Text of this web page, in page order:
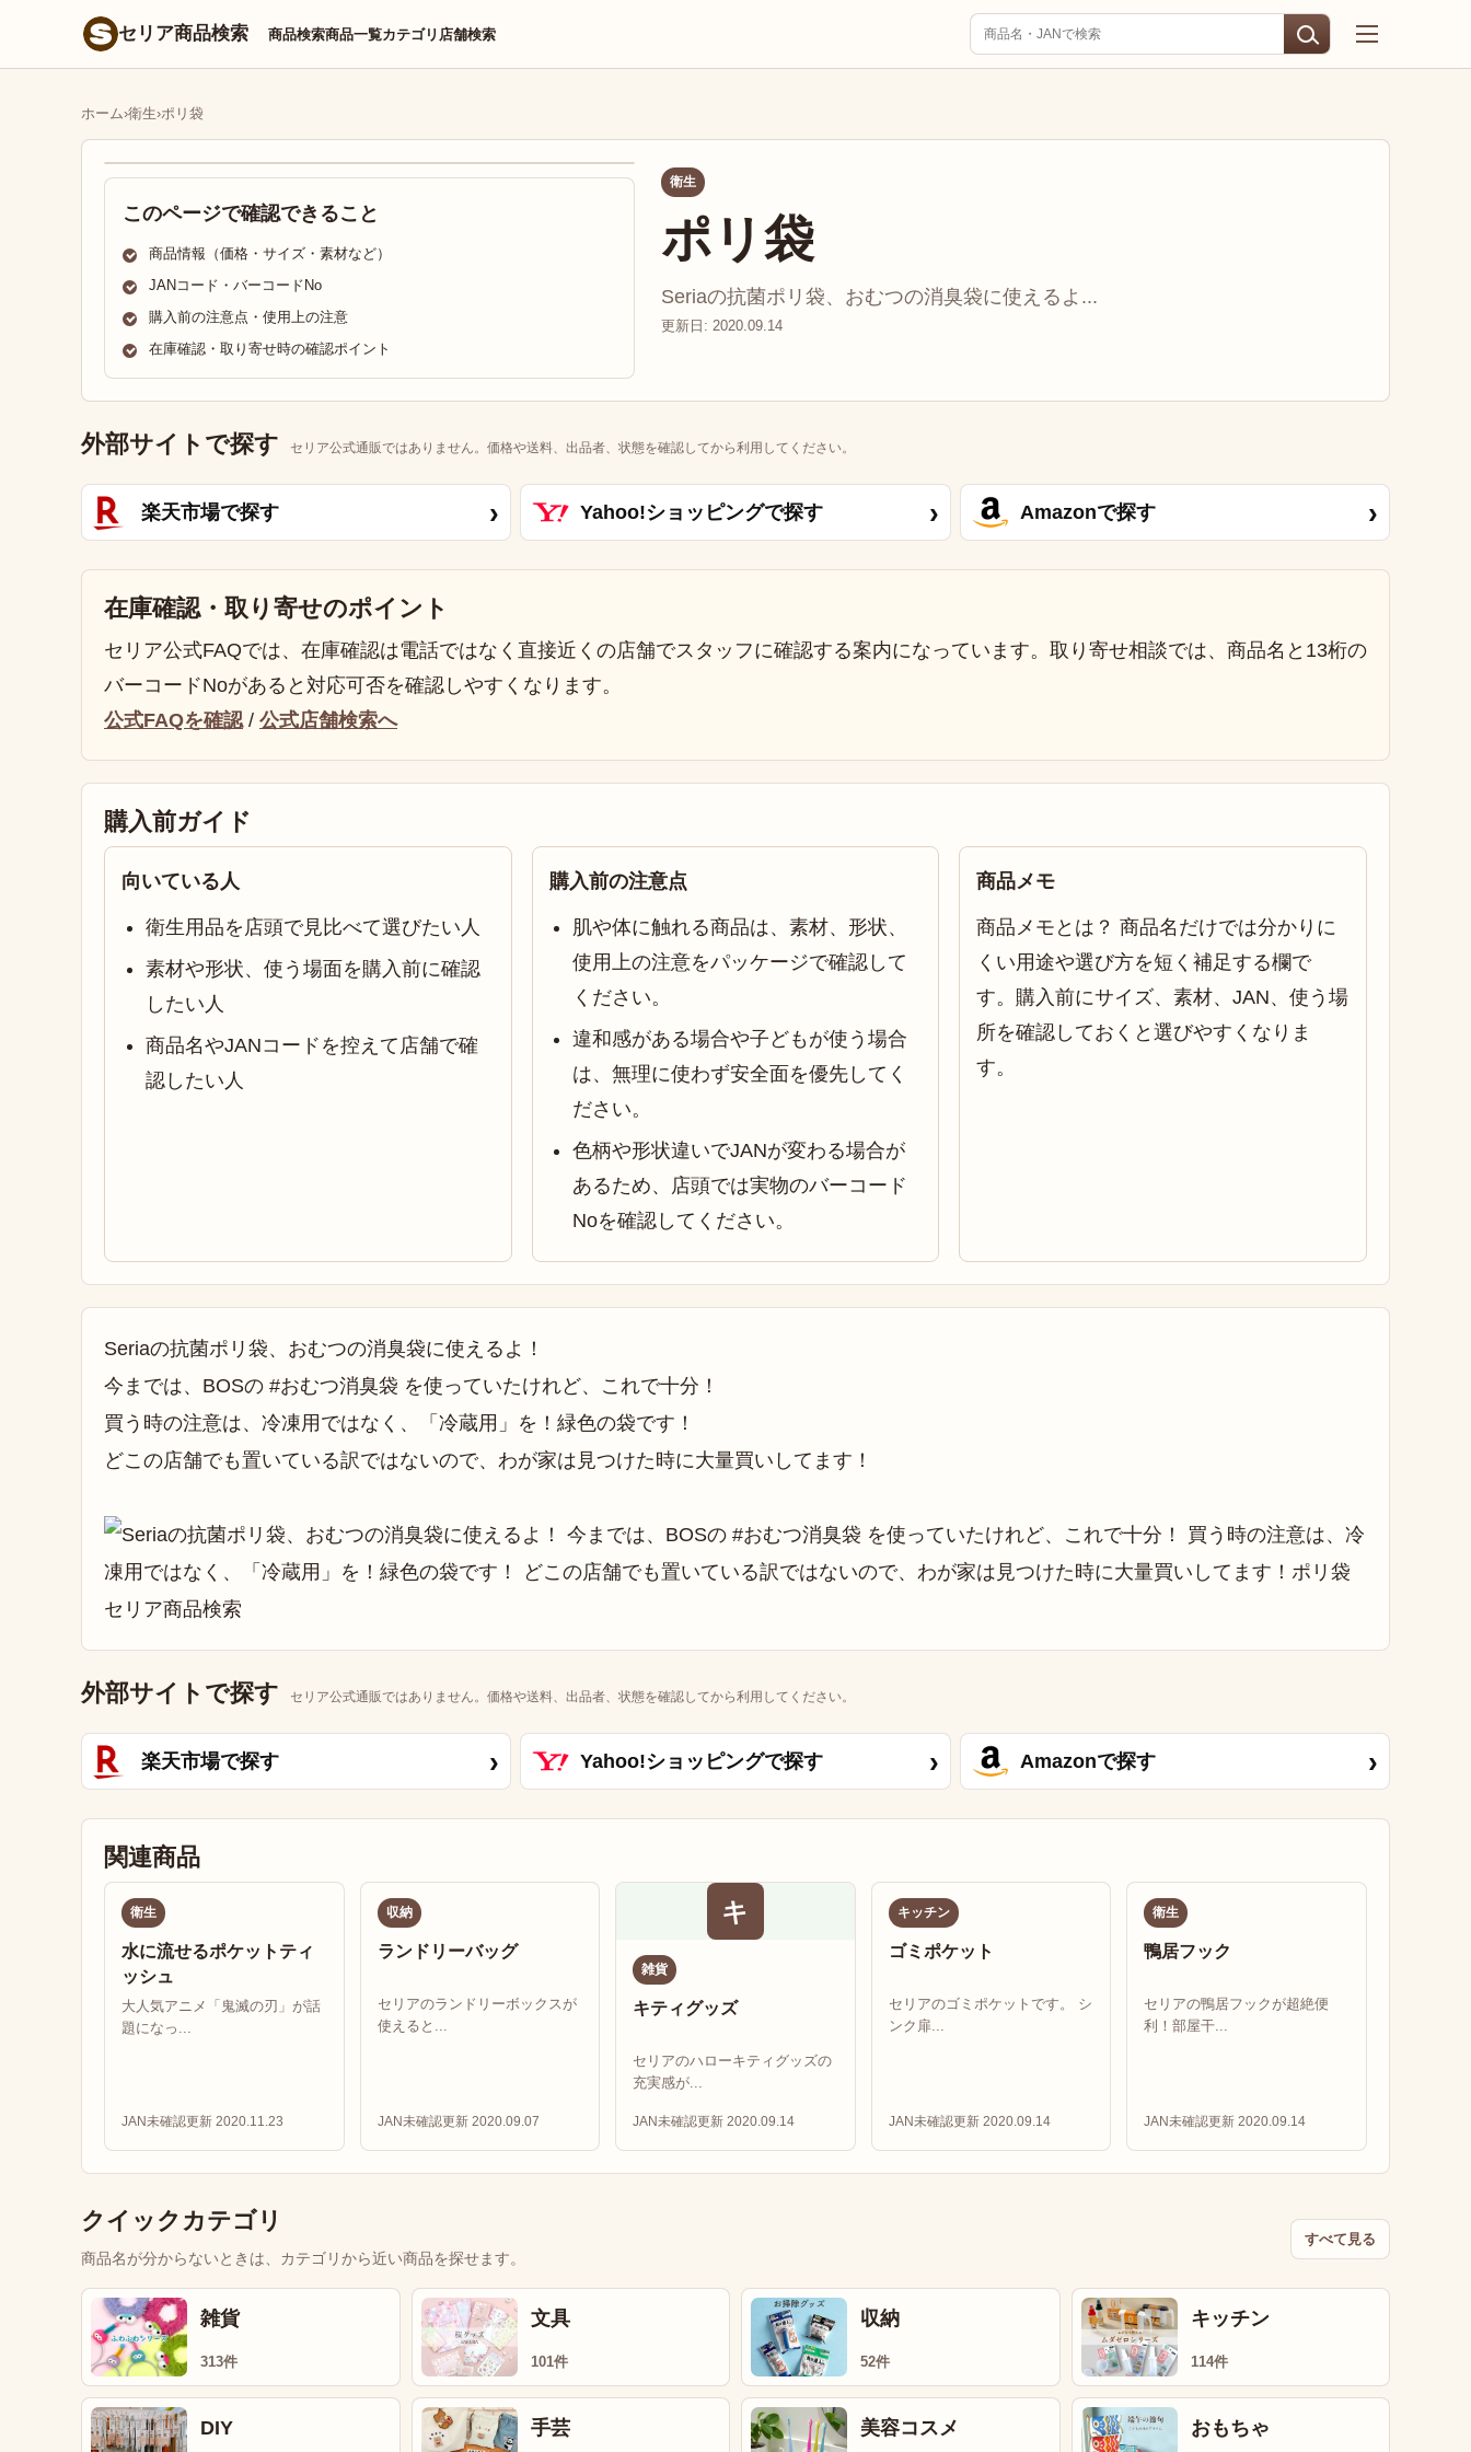
セリア商品検索 商品検索商品一覧カテゴリ 店舗検索
ホーム›衛生›ポリ袋
このページで確認できること
商品情報（価格・サイズ・素材など）
JANコード・バーコードNo
購入前の注意点・使用上の注意
在庫確認・取り寄せ時の確認ポイント
衛生
ポリ袋
Seriaの抗菌ポリ袋、おむつの消臭袋に使えるよ...
更新日: 2020.09.14
外部サイトで探す セリア公式通販ではありません。価格や送料、出品者、状態を確認してから利用してください。
楽天市場で探す › Yahoo!ショッピングで探す › Amazonで探す ›
在庫確認・取り寄せのポイント
セリア公式FAQでは、在庫確認は電話ではなく直接近くの店舗でスタッフに確認する案内になっています。取り寄せ相談では、商品名と13桁の
バーコードNoがあると対応可否を確認しやすくなります。
公式FAQを確認/ 公式店舗検索へ
購入前ガイド
向いている人
衛生用品を店頭で見比べて選びたい人
素材や形状、使う場面を購入前に確認
したい人
商品名やJANコードを控えて店舗で確
認したい人
購入前の注意点
肌や体に触れる商品は、素材、形状、
使用上の注意をパッケージで確認して
ください。
違和感がある場合や子どもが使う場合
は、無理に使わず安全面を優先してく
ださい。
色柄や形状違いでJANが変わる場合が
あるため、店頭では実物のバーコード
Noを確認してください。
商品メモ
商品メモとは？ 商品名だけでは分かりに
くい用途や選び方を短く補足する欄で
す。購入前にサイズ、素材、JAN、使う場
所を確認しておくと選びやすくなりま
す。
Seriaの抗菌ポリ袋、おむつの消臭袋に使えるよ！
今までは、BOSの #おむつ消臭袋 を使っていたけれど、これで十分！
買う時の注意は、冷凍用ではなく、「冷蔵用」を！緑色の袋です！
どこの店舗でも置いている訳ではないので、わが家は見つけた時に大量買いしてます！
外部サイトで探す セリア公式通販ではありません。価格や送料、出品者、状態を確認してから利用してください。
楽天市場で探す › Yahoo!ショッピングで探す › Amazonで探す ›
関連商品
衛生
水に流せるポケットティ
ッシュ
大人気アニメ「鬼滅の刃」が話
題になっ...
JAN未確認更新 2020.11.23
収納
ランドリーバッグ
セリアのランドリーボックスが
使えると...
JAN未確認更新 2020.09.07
キ
雑貨
キティグッズ
セリアのハローキティグッズの
充実感が...
JAN未確認更新 2020.09.14
キッチン
ゴミポケット
セリアのゴミポケットです。 シ
ンク扉...
JAN未確認更新 2020.09.14
衛生
鴨居フック
セリアの鴨居フックが超絶便
利！部屋干...
JAN未確認更新 2020.09.14
クイックカテゴリ
商品名が分からないときは、カテゴリから近い商品を探せます。
すべて見る
雑貨
313件
文具
101件
収納
52件
キッチン
114件
DIY 手芸 美容コスメ おもちゃ